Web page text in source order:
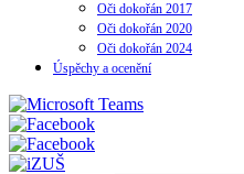
Oči dokořán 2017
Oči dokořán 2020
Oči dokořán 2024
Úspěchy a ocenění